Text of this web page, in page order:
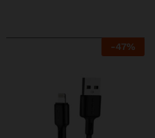
-47%